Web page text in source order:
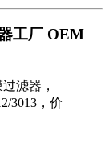
工厂 OEM